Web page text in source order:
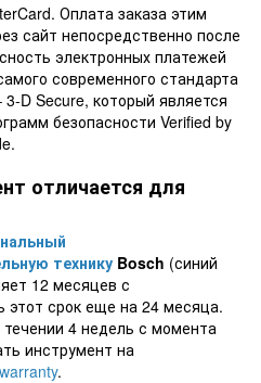
Оплата заказа этим
сайт непосредственно после
электронных платежей
современного стандарта
D Secure, который является
безопасности Verified by
отличается для
технику Bosch (синий
12 месяцев с
срок еще на 24 месяца.
4 недель с момента
инструмент на
.